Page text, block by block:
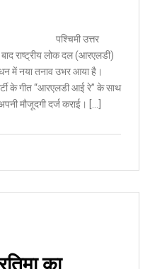
पश्चिमी उत्तर
राष्ट्रीय लोक दल (आरएलडी)
में नया तनाव उभर आया है।
के गीत “आरएलडी आई रे” के साथ
मौजूदगी दर्ज कराई। […]
का